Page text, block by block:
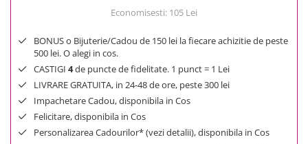
Economisesti: 105 Lei
BONUS o Bijuterie/Cadou de 150 lei la fiecare achizitie de peste
500 lei. O alegi in cos.
CASTIGI 4de puncte de fidelitate. 1 punct = 1 Lei
LIVRARE GRATUITA, in 24-48 de ore, peste 300 lei
Impachetare Cadou, disponibila in Cos
Felicitare, disponibila in Cos
Personalizarea Cadourilor* (vezi detalii), disponibila in Cos